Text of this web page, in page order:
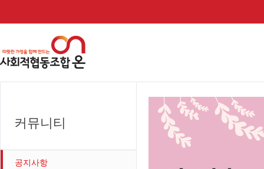
커뮤니티
공지사항